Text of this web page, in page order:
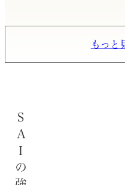
もっと
SAIの強み